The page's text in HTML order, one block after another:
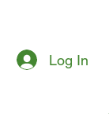
Log In